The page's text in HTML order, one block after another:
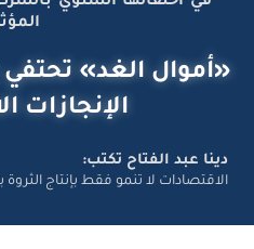
«أموال الغد» تحتفي
الإنجازات
دينا عبد الفتاح تكتب:
الاقتصادات لا تنمو فقط بإنتاج الثروة